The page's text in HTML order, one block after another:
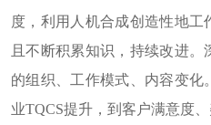
度，利用人机合成创造性地
且不断积累知识，持续改进。
的组织、工作模式、内容变化
业TQCS提升，到客户满意度